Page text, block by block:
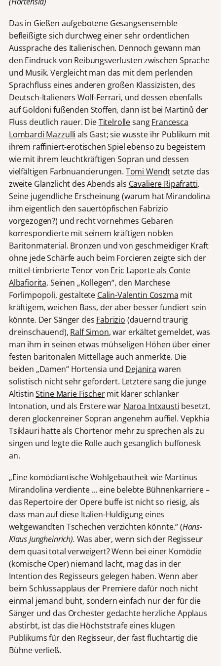
Das in Gießen aufgebotene Gesangsensemble
befleißigte sich durchweg einer sehr ordentlichen
Aussprache des Italienischen. Dennoch gewann man
den Eindruck von Reibungsverlusten zwischen Sprache
und Musik. Vergleicht man das mit dem perlenden
Sprachfluss eines anderen großen Klassizisten, des
Deutsch-Italieners Wolf-Ferrari, und dessen ebenfalls
auf Goldoni fußenden Stoffen, dann ist bei Martinů der
Fluss deutlich rauer. DieTitelrollesangFrancesca
Lombardi Mazzulli als Gast; sie wusste ihr Publikum mit
ihrem raffiniert-erotischen Spiel ebenso zu begeistern
wie mit ihrem leuchtkräftigen Sopran und dessen
vielfältigen Farbnuancierungen. Tomi Wendtsetzte das
zweite Glanzlicht des Abends als Cavaliere Ripafratti.
Seine jugendliche Erscheinung (warum hat Mirandolina
ihm eigentlich den sauertöpfischen Fabrizio
vorgezogen?) und recht vornehmes Gebaren
korrespondierte mit seinem kräftigen noblen
Baritonmaterial. Bronzen und von geschmeidiger Kraft
ohne jede Schärfe auch beim Forcieren zeigte sich der
mittel-timbrierte Tenor von Eric Laporte als Conte
Albafiorita. Seinen „Kollegen“, den Marchese
Forlimpopoli, gestaltete Calin-Valentin Coszma mit
kräftigem, weichen Bass, der aber besser fundiert sein
könnte. Der Sänger des Fabrizio (dauernd traurig
dreinschauend), Ralf Simon, war erkältet gemeldet, was
man ihm in seinen etwas mühseligen Höhen über einer
festen baritonalen Mittellage auch anmerkte. Die
beiden „Damen“ Hortensia und Dejanira waren
solistisch nicht sehr gefordert. Letztere sang die junge
AltistinStine Marie Fischermit klarer schlanker
Intonation, und als Erstere war Naroa Intxausti besetzt,
deren glockenreiner Sopran angenehm auffiel. Vepkhia
Tsiklauri hatte als Chortenor mehr zu sprechen als zu
singen und legte die Rolle auch gesanglich buffonesk
an.
„Eine komödiantische Wohlgebautheit wie Martinus
Mirandolina verdiente … eine belebte Bühnenkarriere –
das Repertoire der Opere buffe ist nicht so riesig, als
dass man auf diese Italien-Huldigung eines
weltgewandten Tschechen verzichten könnte.“ (Hans-
Klaus Jungheinrich). Was aber, wenn sich der Regisseur
dem quasi total verweigert? Wenn bei einer Komödie
(komische Oper) niemand lacht, mag das in der
Intention des Regisseurs gelegen haben. Wenn aber
beim Schlussapplaus der Premiere dafür noch nicht
einmal jemand buht, sondern einfach nur der für die
Sänger und das Orchester gedachte herzliche Applaus
abstirbt, ist das die Höchststrafe eines klugen
Publikums für den Regisseur, der fast fluchtartig die
Bühne verließ.